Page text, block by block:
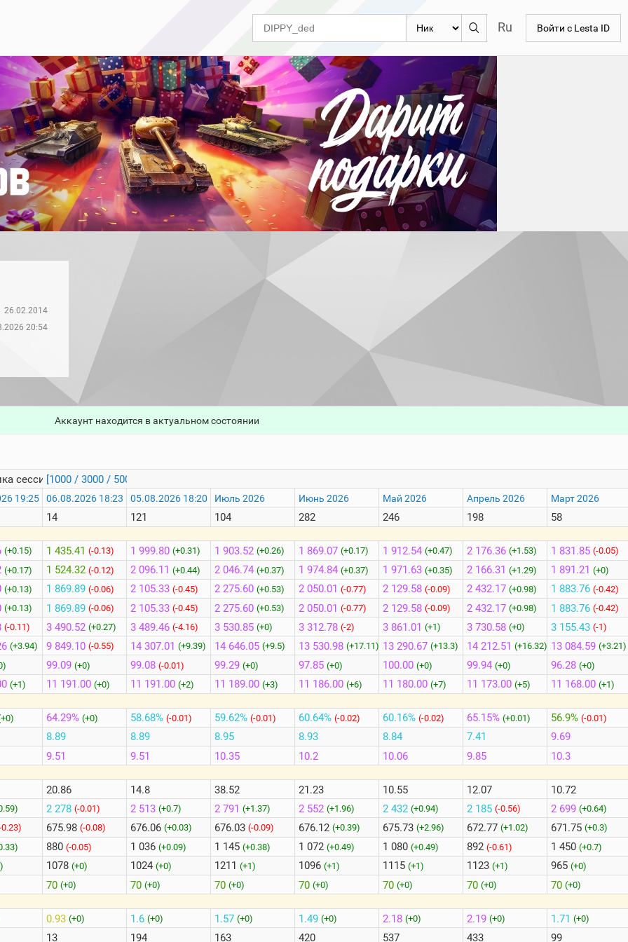
Ru Войти с Lesta ID
26.02.2014
20:54
Аккаунт находится в актуальном состоянии
сессий
19:25
(+0.15)
(+0.17)
(+0.13)
(+0.13)
(-0.11)
(+3.94)
(+1)
[1000 / 3000 / 5000]
06.08.2026 18:23
14
1 435.41 (-0.13)
1 524.32 (-0.12)
1 869.89 (-0.06)
1 869.89 (-0.06)
3 490.52 (+0.27)
9 849.10 (-0.55)
99.09 (+0)
11 191.00 (+0)
64.29% (+0)
8.89
9.51
20.86
2 278 (-0.01)
675.98 (-0.08)
880 (-0.05)
1078 (+0)
70 (+0)
0.93 (+0)
13
05.08.2026 18:20
121
1 999.80 (+0.31)
2 096.11 (+0.44)
2 105.33 (-0.45)
2 105.33 (-0.45)
3 489.46 (-4.16)
14 307.01 (+9.39)
99.08 (-0.01)
11 191.00 (+2)
58.68% (-0.01)
8.89
9.51
14.8
2 513 (+0.7)
676.06 (+0.03)
1 036 (+0.09)
1024 (+0)
70 (+0)
1.6 (+0)
194
Июль 2026
104
1 903.52 (+0.26)
2 046.74 (+0.37)
2 275.60 (+0.53)
2 275.60 (+0.53)
3 530.85 (+0)
14 646.05 (+9.5)
99.29 (+0)
11 189.00 (+3)
59.62% (-0.01)
8.95
10.35
38.52
2 791 (+1.37)
676.03 (-0.09)
1 145 (+0.38)
1211 (+1)
70 (+0)
1.57 (+0)
163
Июнь 2026
282
1 869.07 (+0.17)
1 974.84 (+0.37)
2 050.01 (-0.77)
2 050.01 (-0.77)
3 312.78 (-2)
13 530.98 (+17.11)
97.85 (+0)
11 186.00 (+6)
60.64% (-0.02)
8.93
10.2
21.23
2 552 (+1.96)
676.12 (+0.39)
1 072 (+0.49)
1096 (+1)
70 (+0)
1.49 (+0)
420
Май 2026
246
1 912.54 (+0.47)
1 971.63 (+0.35)
2 129.58 (-0.09)
2 129.58 (-0.09)
3 861.01 (+1)
13 290.67 (+13.3)
100.00 (+0)
11 180.00 (+7)
60.16% (-0.02)
8.84
10.06
10.55
2 432 (+0.94)
675.73 (+2.96)
1 080 (+0.49)
1115 (+1)
70 (+0)
2.18 (+0)
537
Апрель 2026
198
2 176.36 (+1.53)
2 166.31 (+1.29)
2 432.17 (+0.98)
2 432.17 (+0.98)
3 730.58 (+0)
14 212.51 (+16.32)
99.94 (+0)
11 173.00 (+5)
65.15% (+0.01)
7.41
9.85
12.07
2 185 (-0.56)
672.77 (+1.02)
892 (-0.61)
1123 (+1)
70 (+0)
2.19 (+0)
433
Март 2026
58
1 831.85 (-0.05)
1 891.21 (+0)
1 883.76 (-0.42)
1 883.76 (-0.42)
3 155.43 (-1)
13 084.59 (+3.21)
96.28 (+0)
11 168.00 (+1)
56.9% (-0.01)
9.69
10.3
10.72
2 699 (+0.64)
671.75 (+0.3)
1 450 (+0.7)
965 (+0)
70 (+0)
1.71 (+0)
99